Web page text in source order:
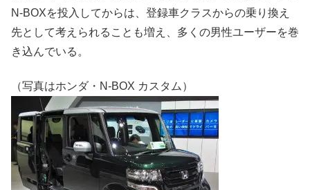
N-BOXを投入してからは、登録車クラスからの乗り換え
先として考えられることも増え、多くの男性ユーザーを巻
き込んでいる。
（写真はホンダ・N-BOX カスタム）